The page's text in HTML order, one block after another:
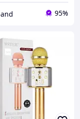
95%